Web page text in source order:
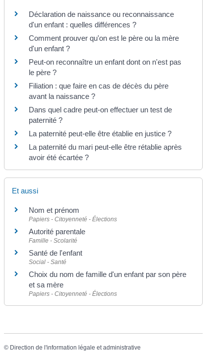
Déclaration de naissance ou reconnaissance
d'un enfant : quelles différences ?
Comment prouver qu'on est le père ou la mère
d'un enfant ?
Peut-on reconnaître un enfant dont on n'est pas
le père ?
Filiation : que faire en cas de décès du père
avant la naissance ?
Dans quel cadre peut-on effectuer un test de
paternité ?
La paternité peut-elle être établie en justice ?
La paternité du mari peut-elle être rétablie après
avoir été écartée ?
Et aussi
Nom et prénom
Papiers - Citoyenneté - Élections
Autorité parentale
Famille - Scolarité
Santé de l'enfant
Social - Santé
Choix du nom de famille d'un enfant par son père
et sa mère
Papiers - Citoyenneté - Élections
© Direction de l'information légale et administrative